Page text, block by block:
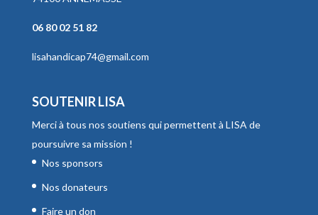
06 80 02 51 82
lisahandicap74@gmail.com
SOUTENIR LISA
Merci à tous nos soutiens qui permettent à LISA de
poursuivre sa mission !
Nos sponsors
Nos donateurs
Faire un don